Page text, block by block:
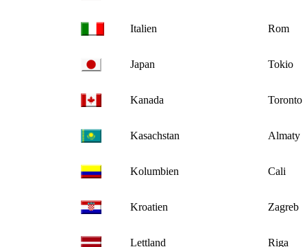
Italien Rom
Japan Tokio
Kanada Toronto
Kasachstan Almaty
Kolumbien Cali
Kroatien Zagreb
Lettland Riga